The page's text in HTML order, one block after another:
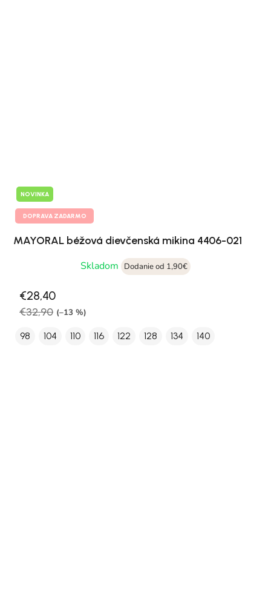
NOVINKA
DOPRAVA ZADARMO
MAYORAL béžová dievčenská mikina 4406-021
Skladom
Dodanie od 1,90€
€28,40
€32,90 (–13 %)
98 104 110 116 122 128 134 140